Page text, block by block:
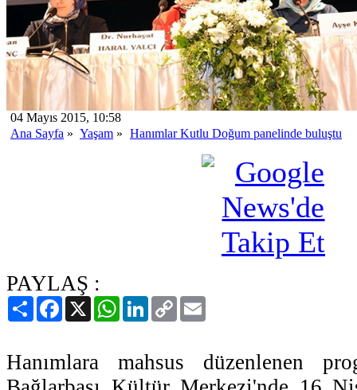
04 Mayıs 2015, 10:58
Ana Sayfa » Yaşam » Hanımlar Kutlu Doğum panelinde buluştu
PAYLAŞ :
PaylaşFacebook
X WhatsAppLinkedIn
Copy
Link
Hanımlara mahsus düzenlenen